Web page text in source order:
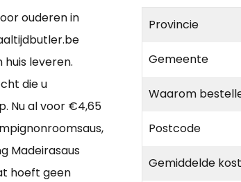
ouderen in
leveren.
die u
Nu al voor €4,65
Madeirasaus
hoeft geen
Provincie
Gemeente
Waarom
Postcode
Gemiddelde